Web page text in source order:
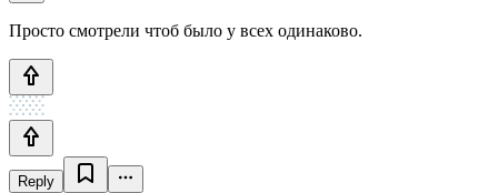
Просто смотрели чтоб было у всех одинаково.
Reply